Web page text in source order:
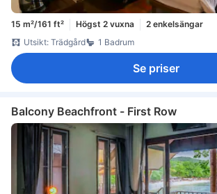
15 m²/161 ft² Högst 2 vuxna
2 enkelsängar
Utsikt: Trädgård
1 Badrum
Se priser
Balcony Beachfront - First Row